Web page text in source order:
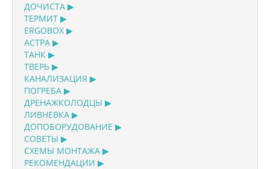
ДОЧИСТА ▶
ТЕРМИТ ▶
ERGOBOX ▶
АСТРА ▶
ТАНК ▶
ТВЕРЬ ▶
КАНАЛИЗАЦИЯ ▶
ПОГРЕБА ▶
ДРЕНАЖКОЛОДЦЫ ▶
ЛИВНЕВКА ▶
ДОПОБОРУДОВАНИЕ ▶
СОВЕТЫ ▶
СХЕМЫ МОНТАЖА ▶
РЕКОМЕНДАЦИИ ▶